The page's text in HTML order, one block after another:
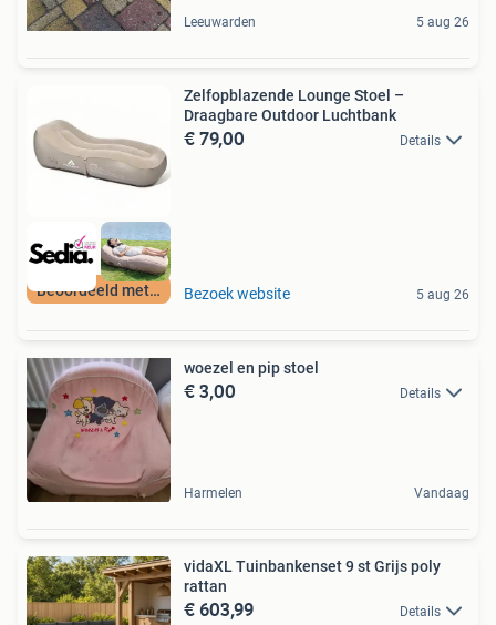
Leeuwarden 5 aug 26
Beoordeeld met 9+
Zelfopblazende Lounge Stoel –
Draagbare Outdoor Luchtbank
€ 79,00 Details
Bezoek website 5 aug 26
woezel en pip stoel
€ 3,00 Details
Harmelen Vandaag
vidaXL Tuinbankenset 9 st Grijs poly
rattan
€ 603,99 Details